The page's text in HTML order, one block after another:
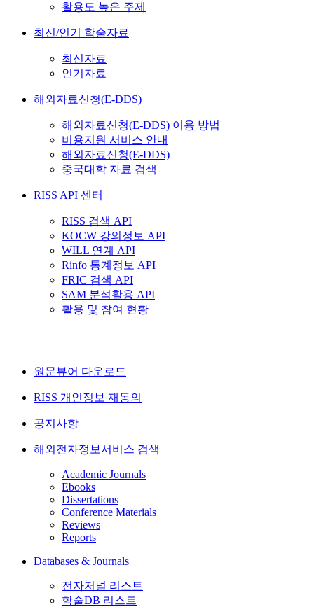
활용도 높은 주제
최신/인기 학술자료
최신자료
인기자료
해외자료신청(E-DDS)
해외자료신청(E-DDS) 이용 방법
비용지원 서비스 안내
해외자료신청(E-DDS)
중국대학 자료 검색
RISS API 센터
RISS 검색 API
KOCW 강의정보 API
WILL 연계 API
Rinfo 통계정보 API
FRIC 검색 API
SAM 분석활용 API
활용 및 참여 현황
원문뷰어 다운로드
RISS 개인정보 재동의
공지사항
해외전자정보서비스 검색
Academic Journals
Ebooks
Dissertations
Conference Materials
Reviews
Reports
Databases & Journals
전자저널 리스트
학술DB 리스트